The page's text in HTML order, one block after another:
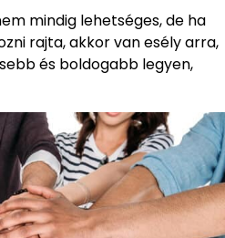
mindig lehetséges, de ha
rajta, akkor van esély arra,
és boldogabb legyen,